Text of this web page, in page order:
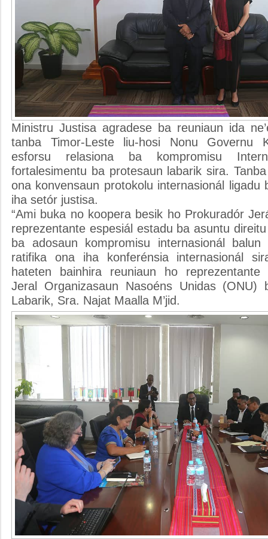
Ministru Justisa agradese ba reuniaun ida
tanba Timor-Leste liu-hosi Nonu Governu
esforsu relasiona ba kompromisu
fortalesimentu ba protesaun labarik sira.
ona konvensaun protokolu internasionál ligadu
iha setór justisa.
“Ami buka no koopera besik ho Prokuradór
reprezentante espesiál estadu ba asuntu
ba adosaun kompromisu internasionál balun
ratifika ona iha konferénsia internasionál
hateten bainhira reuniaun ho reprezentante
Jeral Organizasaun Nasoéns Unidas (ONU)
Labarik, Sra. Najat Maalla M’jid.